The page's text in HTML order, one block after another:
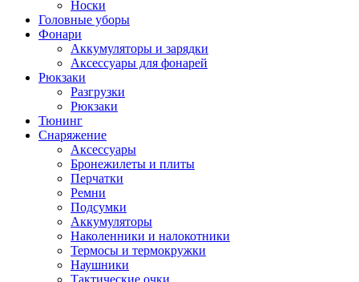
Носки
Головные уборы
Фонари
Аккумуляторы и зарядки
Аксессуары для фонарей
Рюкзаки
Разгрузки
Рюкзаки
Тюнинг
Снаряжение
Аксессуары
Бронежилеты и плиты
Перчатки
Ремни
Подсумки
Аккумуляторы
Наколенники и налокотники
Термосы и термокружки
Наушники